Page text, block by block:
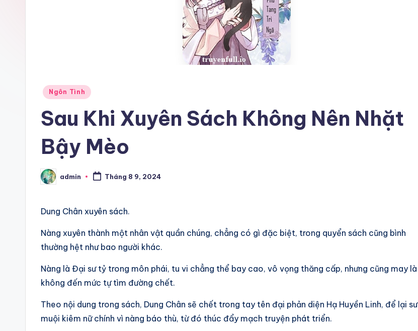
Posted
Ngôn Tình
Sau Khi Xuyên Sách Không Nên Nhặt
Bậy Mèo
Posted
by
admin Tháng 8 9, 2024
Dung Chân xuyên sách.
Nàng xuyên thành một nhân vật quần chúng, chẳng có gì đặc biệt, trong quyển sách cũng bình
thường hệt như bao người khác.
Nàng là Đại sư tỷ trong môn phái, tu vi chẳng thể bay cao, vô vọng thăng cấp, nhưng cũng may là
không đến mức tự tìm đường chết.
Theo nội dung trong sách, Dung Chân sẽ chết trong tay tên đại phản diện Hạ Huyền Linh, để lại sư
muội kiêm nữ chính vì nàng báo thù, từ đó thúc đẩy mạch truyện phát triển.